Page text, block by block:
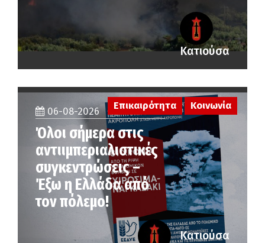
Κατιούσα
06-08-2026
Όλοι σήμερα στις
αντιιμπεριαλιστικές
συγκεντρώσεις –
Έξω η Ελλάδα από
τον πόλεμο!
Επικαιρότητα Κοινωνία
Κατιούσα